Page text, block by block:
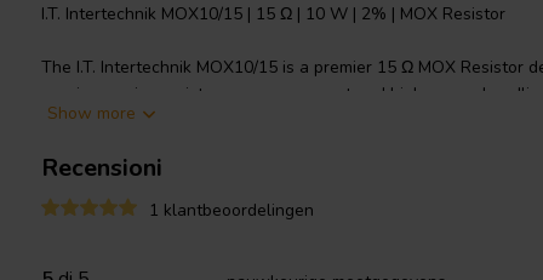
I.T. Intertechnik MOX10/15 | 15 Ω | 10 W | 2% | MOX Resistor
The I.T. Intertechnik MOX10/15 is a premier 15 Ω MOX Resistor
require precise resistance measurement and high power
W, this MOX Resistor is capable of handling high power
reliable resistance measurement. The unit's compact size of 30
in various applications. The resistor's connections are made of
conductivity and longevity. With a nominal load capacity of 4 W
Show more
Recensioni
1 klantbeoordelingen